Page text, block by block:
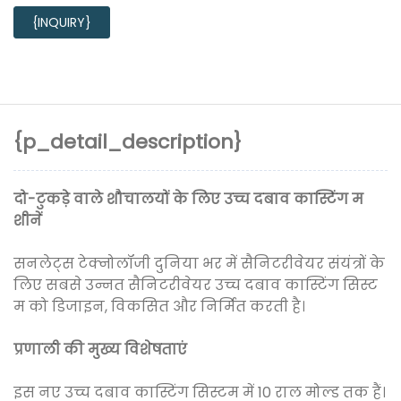
{INQUIRY}
{p_detail_description}
दो-टुकड़े वाले शौचालयों के लिए उच्च दबाव कास्टिंग म
शीनें
सनलेट्स टेक्नोलॉजी दुनिया भर में सैनिटरीवेयर संयंत्रों के
लिए सबसे उन्नत सैनिटरीवेयर उच्च दबाव कास्टिंग सिस्ट
म को डिजाइन, विकसित और निर्मित करती है।
प्रणाली की मुख्य विशेषताएं
इस नए उच्च दबाव कास्टिंग सिस्टम में 10 राल मोल्ड तक हैं।